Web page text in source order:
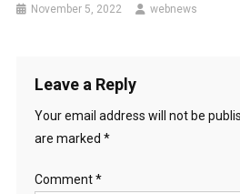
November 5, 2022 webnews
Leave a Reply
Your email address will not be
are marked *
Comment*